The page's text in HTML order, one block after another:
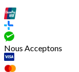
Nous Acceptons